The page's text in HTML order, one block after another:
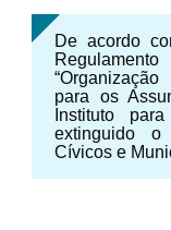
De acordo
para os
Instituto
extinguido
Cívicos e